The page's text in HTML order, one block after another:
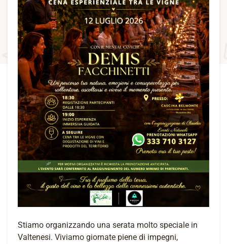
Stiamo organizzando una serata molto speciale in
Valtenesi. Viviamo giornate piene di impegni,